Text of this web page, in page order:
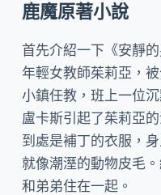
鹿魔原著小說
首先介紹一下《安靜
年輕女教師茱莉亞，
小鎮任教，班上一位
盧卡斯引起了茱莉亞
到處是補丁的衣服，
就像潮溼的動物皮毛
和弟弟住在一起。